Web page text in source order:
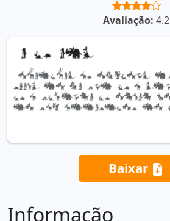
Avaliação: 4.2
Baixar
Informação